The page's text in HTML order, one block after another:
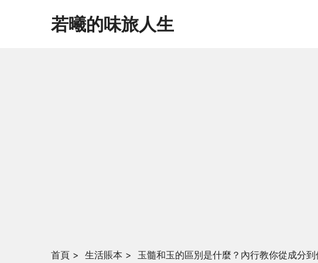
若曦的味旅人生
首頁 > 生活賬本 > 玉髓和玉的區別是什麼？內行教你從成分